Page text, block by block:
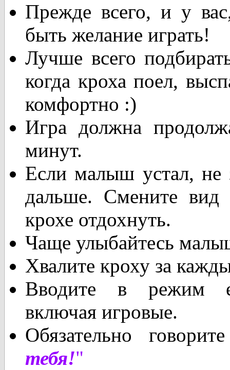
Прежде всего, и у
быть желание играть!
Лучше всего
когда кроха поел,
комфортно :)
Игра должна
минут.
Если малыш устал, не
дальше. Смените вид
крохе отдохнуть.
Чаще улыбайтесь
Хвалите кроху за
Вводите в режим
включая игровые.
Обязательно
тебя!"